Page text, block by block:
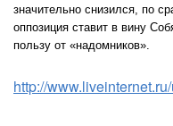
значительно снизился, по
оппозиция ставит в вину
пользу от «надомников».
http://